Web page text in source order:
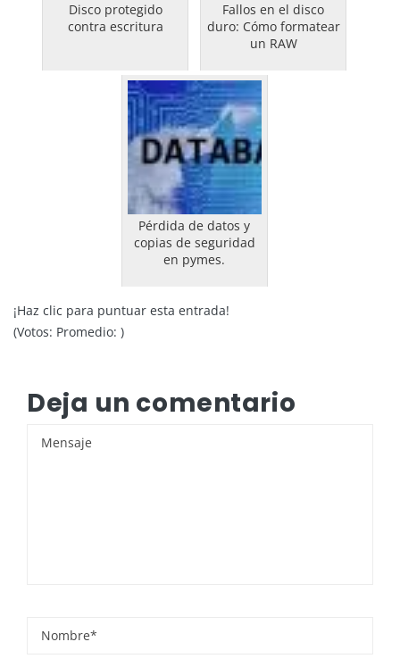
Disco protegido
contra escritura
Fallos en el disco
duro: Cómo formatear
un RAW
Pérdida de datos y
copias de seguridad
en pymes.
¡Haz clic para puntuar esta entrada!
(Votos: Promedio: )
Deja un comentario